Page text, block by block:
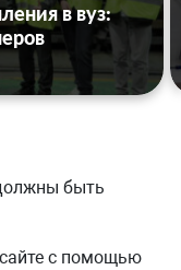
в вуз:
быть
с помощью